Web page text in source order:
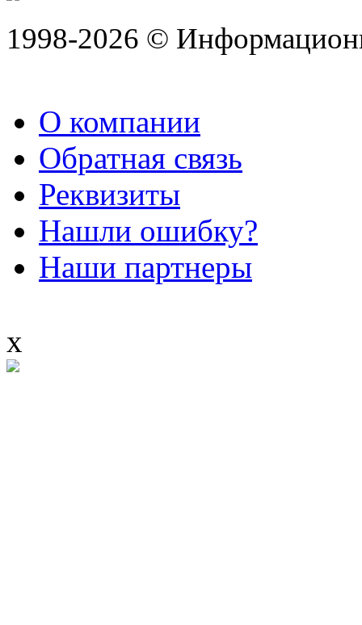
1998-2026 ©
О компании
Обратная связь
Реквизиты
Нашли ошибку?
Наши партнеры
x